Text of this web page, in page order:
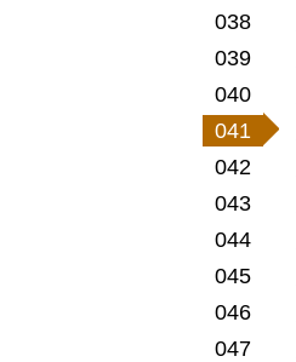
038
039
040
041
042
043
044
045
046
047